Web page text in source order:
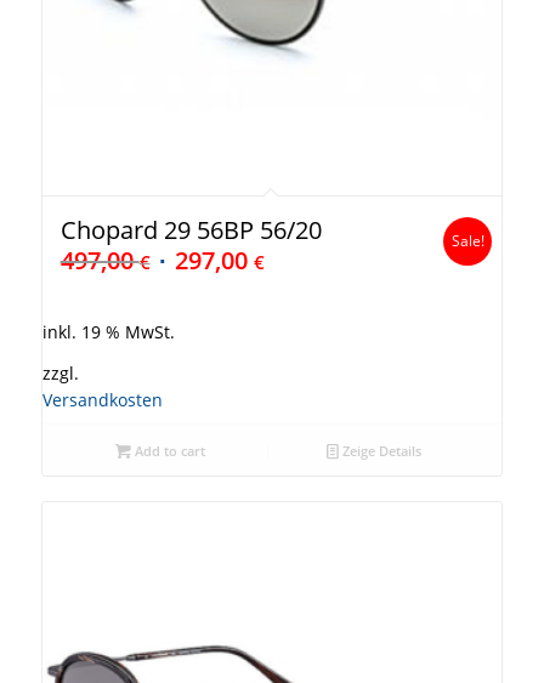
Chopard 29 56BP 56/20
497,00€ 297,00 €
Sale!
inkl. 19 % MwSt.
zzgl.
Versandkosten
Add to cart Zeige Details